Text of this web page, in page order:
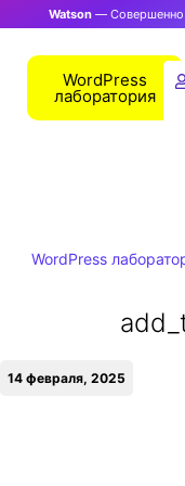
Watson— Совершенно
WordPress
лаборатория
WordPress
14 февраля, 2025